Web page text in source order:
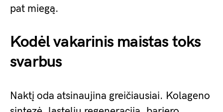
pat miegą.
Kodėl vakarinis maistas toks
svarbus
Naktį oda atsinaujina greičiausiai. Kolageno